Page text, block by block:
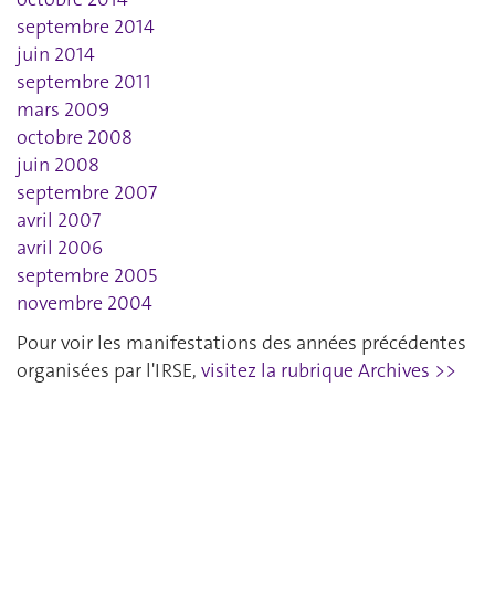
septembre 2014
juin 2014
septembre 2011
mars 2009
octobre 2008
juin 2008
septembre 2007
avril 2007
avril 2006
septembre 2005
novembre 2004
Pour voir les manifestations des années précédentes
organisées par l'IRSE, visitez la rubrique Archives >>